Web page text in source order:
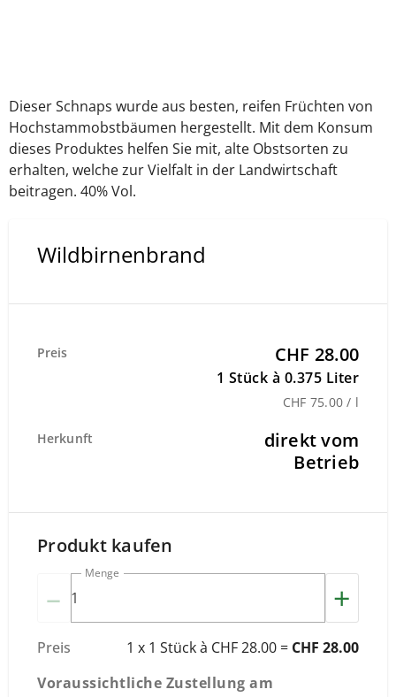
Dieser Schnaps wurde aus besten, reifen Früchten von
Hochstammobstbäumen hergestellt. Mit dem Konsum
dieses Produktes helfen Sie mit, alte Obstsorten zu
erhalten, welche zur Vielfalt in der Landwirtschaft
beitragen. 40% Vol.
Wildbirnenbrand
Preis CHF 28.00
1 Stück à 0.375 Liter
CHF 75.00 / l
Herkunft
direkt vom
Betrieb
Produkt kaufen
–
Menge
+
Preis 1 x 1 Stück à CHF 28.00 = CHF 28.00
Voraussichtliche Zustellung am